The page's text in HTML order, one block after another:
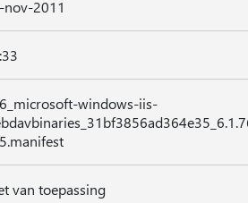
nov-2011
windows-iis-
van toepassing